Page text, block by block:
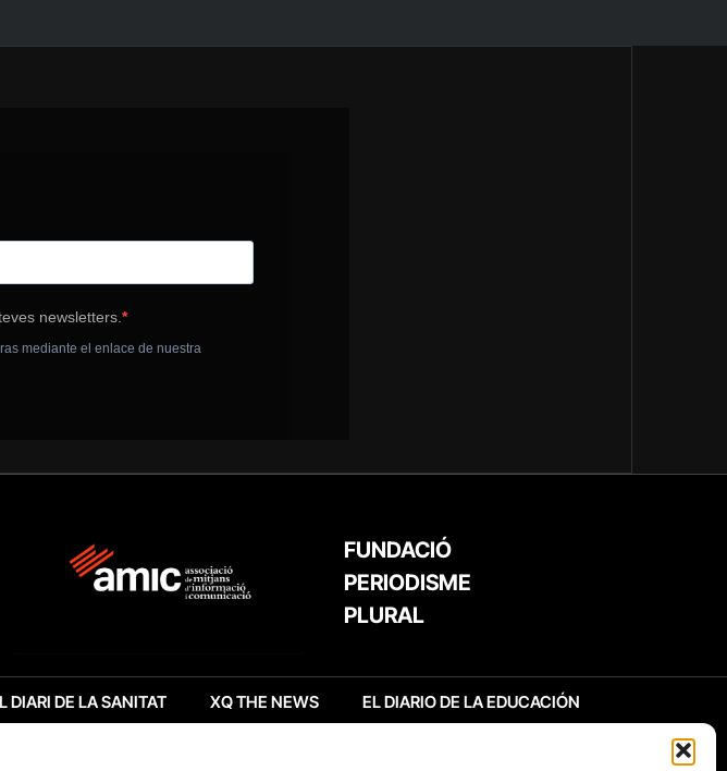
FUNDACIÓ
PERIODISME
PLURAL
DIARI DE LA SANITAT XQ THE NEWS EL DIARIO DE LA EDUCACIÓN